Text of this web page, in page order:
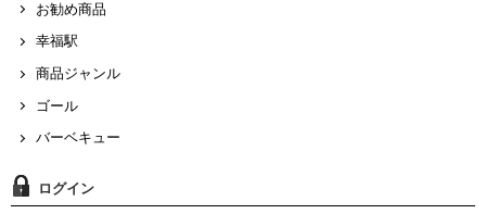
お勧め商品
幸福駅
商品ジャンル
ゴール
バーベキュー
ログイン